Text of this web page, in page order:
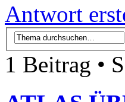
Antwort
1 Beitrag •